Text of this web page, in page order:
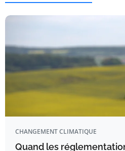
CHANGEMENT CLIMATIQUE
Quand les